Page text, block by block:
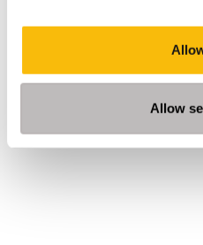
Allow
Master Fiscaal Recht